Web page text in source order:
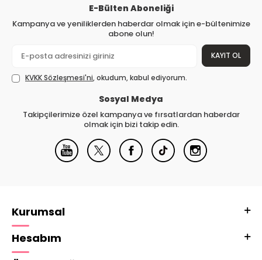
E-Bülten Aboneliği
Kampanya ve yeniliklerden haberdar olmak için e-bültenimize
abone olun!
KAYIT OL
KVKK Sözleşmesi'ni, okudum, kabul ediyorum.
Sosyal Medya
Takipçilerimize özel kampanya ve fırsatlardan haberdar
olmak için bizi takip edin.
Kurumsal
Hesabım